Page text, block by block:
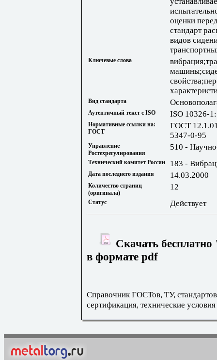
оценки
стандарт
видов
Ключевые слова
Вид стандарта
Аутентичный текст с ISO ISO 10326-
Нормативные ссылки на:
ГОСТ
ГОСТ
5347-0-95
Управление
Ростехрегулирования
510 -
Технический комитет России 183 -
Дата последнего издания 14.03.2000
Количество страниц
(оригинала)
12
Статус Действует
Скачать
в формате pdf
Справочник ГОСТов, ТУ,
сертификация, технические условия